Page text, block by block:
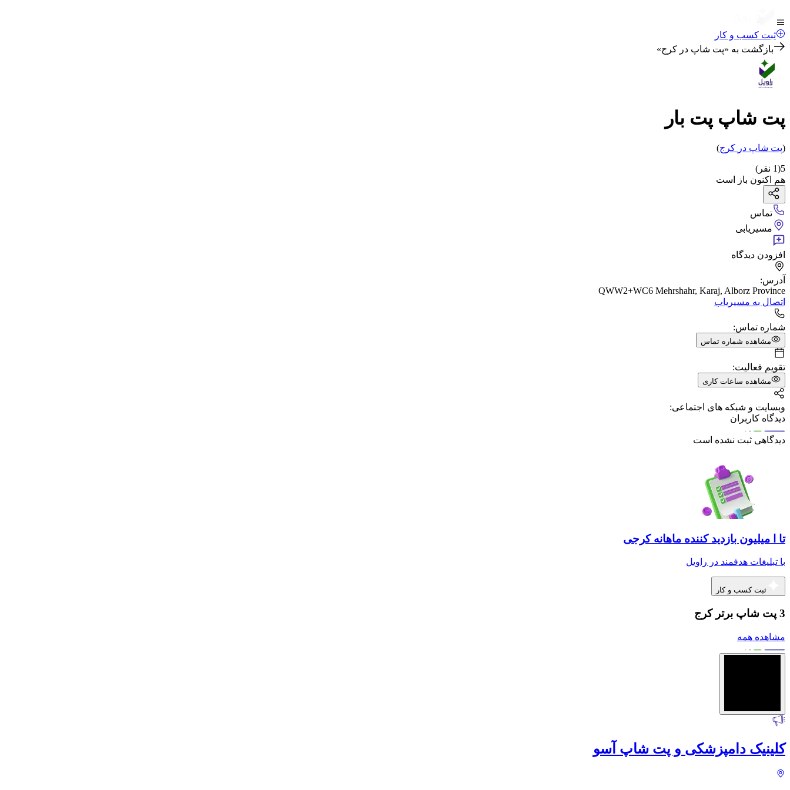
ثبت کسب و کار
بازگشت به «پت شاپ در کرج»
پت شاپ پت بار
(پت شاپ در کرج)
5
(
1 نفر)
هم اکنون باز است
تماس
مسیریابی
افزودن دیدگاه
آدرس:
QWW2+WC6 Mehrshahr, Karaj, Alborz Province
اتصال به مسیریاب
شماره تماس:
مشاهده شماره تماس
تقویم فعالیت:
مشاهده ساعات کاری
وبسایت و شبکه های اجتماعی:
دیدگاه کاربران
دیدگاهی ثبت نشده است
تا ا میلیون بازدید کننده ماهانه کرجی
با تبلیغات هدفمند در راویل
ثبت کسب و کار
3 پت شاپ برتر کرج
مشاهده همه
کلینیک دامپزشکی و پت شاپ آسو